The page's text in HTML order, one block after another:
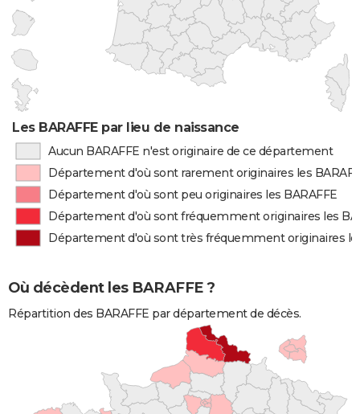
Les BARAFFE par lieu de naissance
Aucun BARAFFE n'est originaire de ce département
Département d'où sont rarement originaires les
Département d'où sont peu originaires les BARAFFE
Département d'où sont fréquemment originaires les
Département d'où sont très fréquemment originaires
Où décèdent les BARAFFE ?
Répartition des BARAFFE par département de décès.